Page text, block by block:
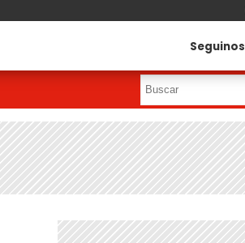
Seguinos